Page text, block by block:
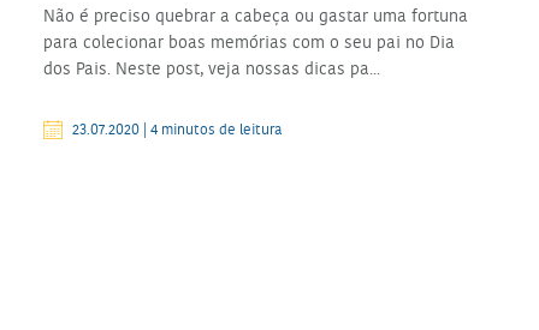
Não é preciso quebrar a cabeça ou gastar uma fortuna
para colecionar boas memórias com o seu pai no Dia
dos Pais. Neste post, veja nossas dicas pa...
23.07.2020 | 4 minutos de leitura